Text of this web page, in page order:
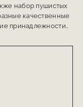
набор пушистых
качественные
принадлежности..